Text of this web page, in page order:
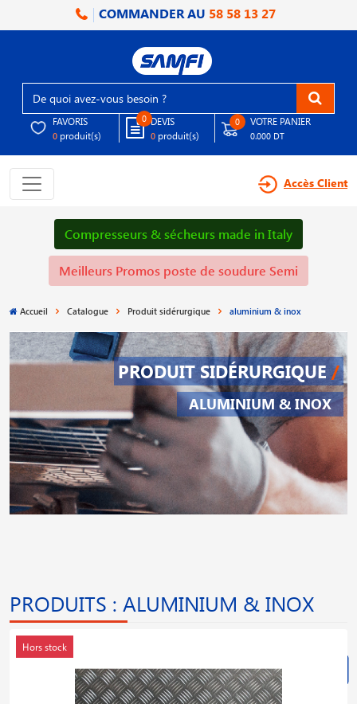
COMMANDER AU 58 58 13 27
FAVORIS
0 produit(s)
0 DEVIS
0 produit(s)
0 VOTRE PANIER
0.000 DT
Accès Client
Compresseurs & sécheurs made in Italy
Meilleurs Promos poste de soudure Semi
Accueil Catalogue Produit sidérurgique aluminium & inox
PRODUIT SIDÉRURGIQUE /
ALUMINIUM & INOX
PRODUITS : ALUMINIUM & INOX
Hors stock